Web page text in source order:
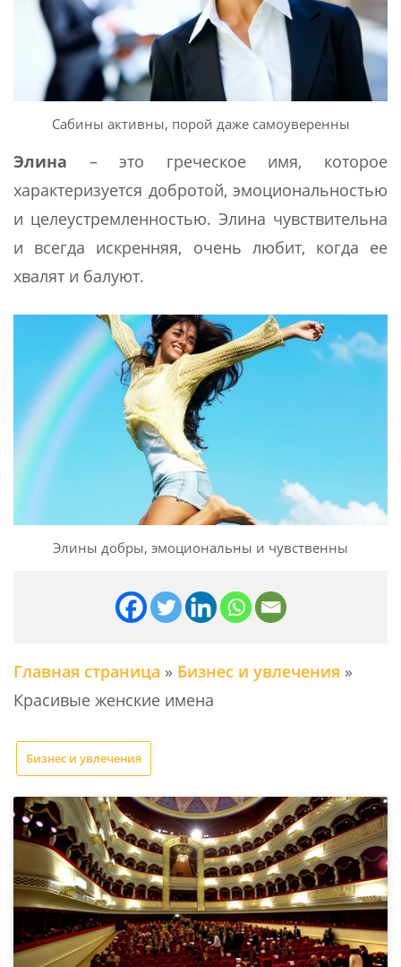
Сабины активны, порой даже самоуверенны
Элина – это греческое имя, которое
характеризуется добротой, эмоциональностью
и целеустремленностью. Элина чувствительна
и всегда искренняя, очень любит, когда ее
хвалят и балуют.
Элины добры, эмоциональны и чувственны
Главная страница » Бизнес и увлечения »
Красивые женские имена
Бизнес и увлечения